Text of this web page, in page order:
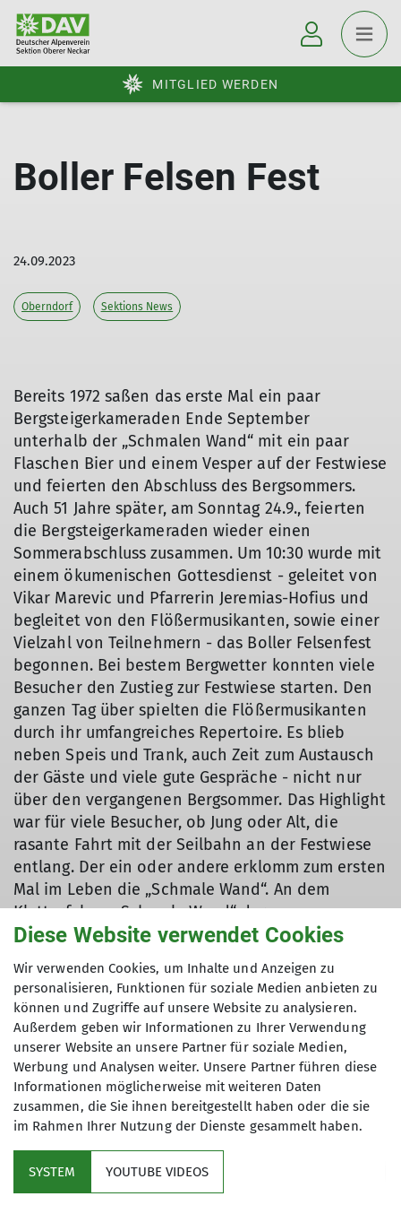
MITGLIED WERDEN
Boller Felsen Fest
24.09.2023
Oberndorf Sektions News
Bereits 1972 saßen das erste Mal ein paar
Bergsteigerkameraden Ende September
unterhalb der „Schmalen Wand“ mit ein paar
Flaschen Bier und einem Vesper auf der Festwiese
und feierten den Abschluss des Bergsommers.
Auch 51 Jahre später, am Sonntag 24.9., feierten
die Bergsteigerkameraden wieder einen
Sommerabschluss zusammen. Um 10:30 wurde mit
einem ökumenischen Gottesdienst - geleitet von
Vikar Marevic und Pfarrerin Jeremias-Hofius und
begleitet von den Flößermusikanten, sowie einer
Vielzahl von Teilnehmern - das Boller Felsenfest
begonnen. Bei bestem Bergwetter konnten viele
Besucher den Zustieg zur Festwiese starten. Den
ganzen Tag über spielten die Flößermusikanten
durch ihr umfangreiches Repertoire. Es blieb
neben Speis und Trank, auch Zeit zum Austausch
der Gäste und viele gute Gespräche - nicht nur
über den vergangenen Bergsommer. Das Highlight
war für viele Besucher, ob Jung oder Alt, die
rasante Fahrt mit der Seilbahn an der Festwiese
entlang. Der ein oder andere erklomm zum ersten
Mal im Leben die „Schmale Wand“. An dem
Kletterfelsen „Schmale Wand“ der
Bergsteigergruppe Oberndorf findet vom 1.Juli bis
wöchtenlicher, offener Klettertreff statt. Die
Bergsteigergruppe dankt allen Gästen, Helfern
sowie Kuchenspendern für Ihre Teilnahme an
diesem gelungenen Bergsteigerfest!
Diese Website verwendet Cookies
Wir verwenden Cookies, um Inhalte und Anzeigen zu
personalisieren, Funktionen für soziale Medien anbieten zu
können und Zugriffe auf unsere Website zu analysieren.
Außerdem geben wir Informationen zu Ihrer Verwendung
unserer Website an unsere Partner für soziale Medien,
Werbung und Analysen weiter. Unsere Partner führen diese
Informationen möglicherweise mit weiteren Daten
zusammen, die Sie ihnen bereitgestellt haben oder die sie
im Rahmen Ihrer Nutzung der Dienste gesammelt haben.
SYSTEM YOUTUBE VIDEOS